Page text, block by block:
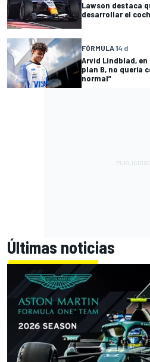
Lawson destaca
desarrollar el
FÓRMULA 14 d
Arvid Lindblad,
plan B, no quería
normal”
Últimas noticias